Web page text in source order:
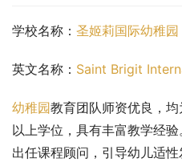
学校名称： 圣姬莉国际幼稚园
英文名称： Saint Brigit
幼稚园教育团队师资优良，
以上学位，具有丰富教学经
出任课程顾问，引导幼儿适